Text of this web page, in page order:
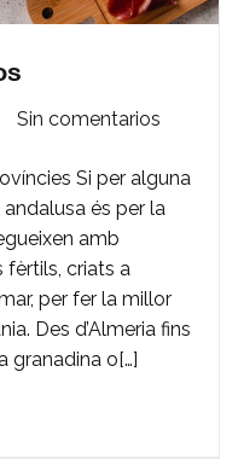
Sin comentariosen
típics
Si per alguna
és per la
amb
fèrtils, criats a
per fer la millor
Des d’Almeria fins
granadina o[…]